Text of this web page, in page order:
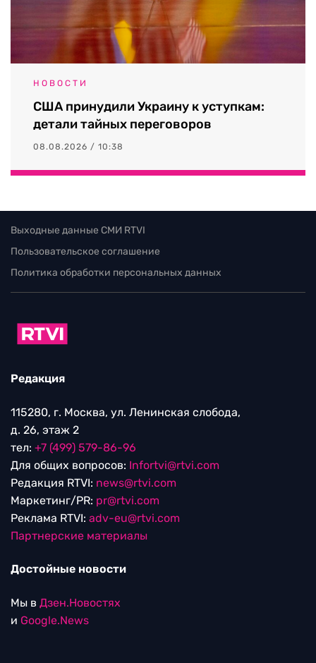
НОВОСТИ
США принудили Украину к уступкам:
детали тайных переговоров
08.08.2026 / 10:38
Выходные данные СМИ RTVI
Пользовательское соглашение
Политика обработки персональных данных
Редакция
115280, г. Москва, ул. Ленинская слобода,
д. 26, этаж 2
тел: +7 (499) 579-86-96
Для общих вопросов: Infortvi@rtvi.com
Редакция RTVI: news@rtvi.com
Маркетинг/PR: pr@rtvi.com
Реклама RTVI: adv-eu@rtvi.com
Партнерские материалы
Достойные новости
Мы в Дзен.Новостях
и Google.News